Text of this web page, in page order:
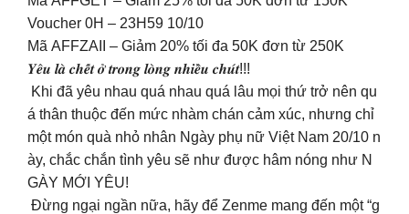
Voucher 0H – 23H59 10/10
Mã AFFZAII – Giảm 20% tối đa 50K đơn từ 250K
️𝒀𝒆̂𝒖 𝒍𝒂̀ 𝒄𝒉𝒆̂́𝒕 𝒐̛̉ 𝒕𝒓𝒐𝒏𝒈 𝒍𝒐̀𝒏𝒈 𝒏𝒉𝒊𝒆̂̀𝒖 𝒄𝒉𝒖́𝒕!!!️
Khi đã yêu nhau quá nhau quá lâu mọi thứ trở nên qu
á thân thuộc đến mức nhàm chán cảm xúc, nhưng chỉ
một món quà nhỏ nhân Ngày phụ nữ Việt Nam 20/10 n
ày, chắc chắn tình yêu sẽ như được hâm nóng như N
GÀY MỚI YÊU!
Đừng ngại ngần nữa, hãy để Zenme mang đến một “g